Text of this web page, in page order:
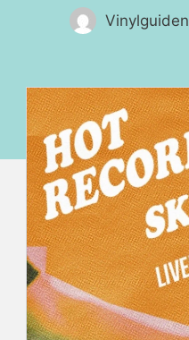
Vinylguiden